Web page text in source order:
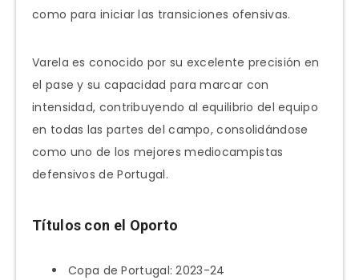
como para iniciar las transiciones ofensivas.
Varela es conocido por su excelente precisión en
el pase y su capacidad para marcar con
intensidad, contribuyendo al equilibrio del equipo
en todas las partes del campo, consolidándose
como uno de los mejores mediocampistas
defensivos de Portugal.
Títulos con el Oporto
Copa de Portugal: 2023-24